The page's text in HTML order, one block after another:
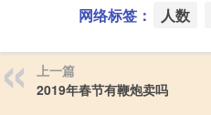
网络标签： 人数
上一篇
2019年春节有鞭炮卖吗